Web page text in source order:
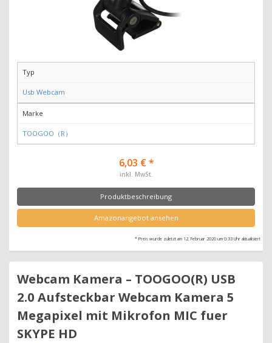
Typ
Usb Webcam
Marke
TOOGOO（R）
6,03 € *
inkl. MwSt.
Produktbeschreibung
Amazonangebot ansehen
* Preis wurde zuletzt am 12. Februar 2020 um 0:33 Uhr aktualisiert
Webcam Kamera – TOOGOO(R) USB
2.0 Aufsteckbar Webcam Kamera 5
Megapixel mit Mikrofon MIC fuer
SKYPE HD